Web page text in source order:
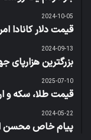
2024-10-05
قیمت دلار کانادا امروز
2024-09-13
بزرگترین هزارپای
2025-07-10
قیمت طلا، سکه و ارز در
2024-05-22
پیام خاص محسن